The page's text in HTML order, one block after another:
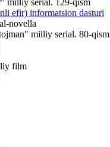
milliy serial. 129-qism
efir) informatsion dasturi
novella
milliy serial. 80-qism
film